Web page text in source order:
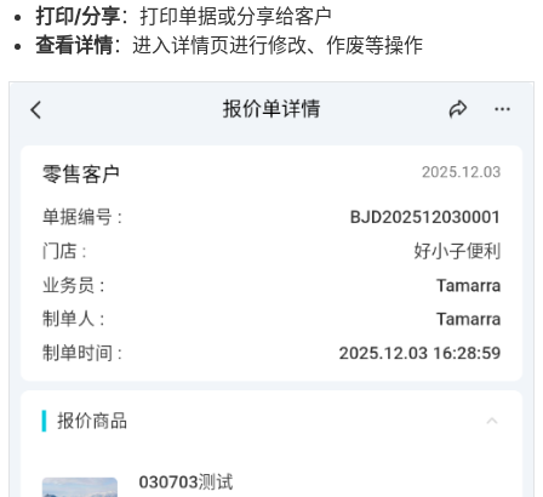
打印/分享：打印单据或分享给客户
查看详情：进入详情页进行修改、作废等操作